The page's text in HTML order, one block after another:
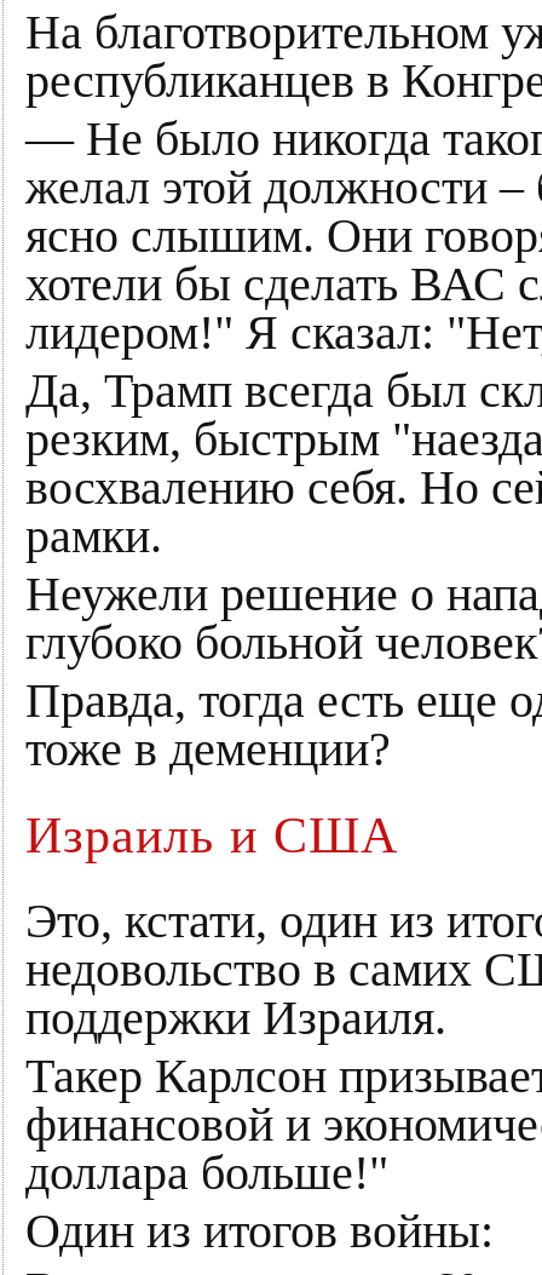
На благотворительном
республиканцев в
— Не было никогда
желал этой должности
ясно слышим. Они
хотели бы сделать ВАС
лидером!" Я сказал:
Да, Трамп всегда был
резким, быстрым
восхвалению себя. Но
рамки.
Неужели решение о
глубоко больной
Правда, тогда есть еще
тоже в деменции?
Израиль и США
Это, кстати, один из
недовольство в самих
поддержки Израиля.
Такер Карлсон
финансовой и
доллара больше!"
Один из итогов войны: